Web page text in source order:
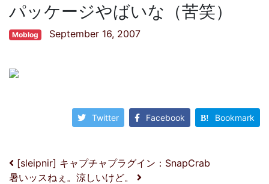
パッケージやばいな（苦笑）
Moblog September 16, 2007
Twitter Facebook Bookmark
投稿ナビゲーション
[sleipnir] キャプチャプラグイン：SnapCrab
暑いッスねぇ。涼しいけど。